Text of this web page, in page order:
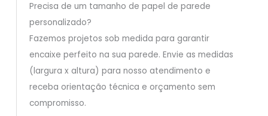
Precisa de um tamanho de papel de parede
personalizado?
Fazemos projetos sob medida para garantir
encaixe perfeito na sua parede. Envie as medidas
(largura x altura) para nosso atendimento e
receba orientação técnica e orçamento sem
compromisso.